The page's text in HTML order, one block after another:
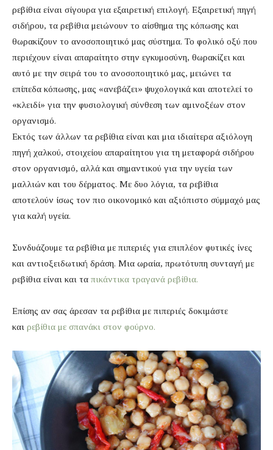
ρεβίθια είναι σίγουρα για εξαιρετική επιλογή. Εξαιρετική πηγή
σιδήρου, τα ρεβίθια μειώνουν το αίσθημα της κόπωσης και
θωρακίζουν το ανοσοποιητικό μας σύστημα. Το φολικό οξύ που
περιέχουν είναι απαραίτητο στην εγκυμοσύνη, θωρακίζει και
αυτό με την σειρά του το ανοσοποιητικό μας, μειώνει τα
επίπεδα κόπωσης, μας «ανεβάζει» ψυχολογικά και αποτελεί το
«κλειδί» για την φυσιολογική σύνθεση των αμινοξέων στον
οργανισμό.
Εκτός των άλλων τα ρεβίθια είναι και μια ιδιαίτερα αξιόλογη
πηγή χαλκού, στοιχείου απαραίτητου για τη μεταφορά σιδήρου
στον οργανισμό, αλλά και σημαντικού για την υγεία των
μαλλιών και του δέρματος. Με δυο λόγια, τα ρεβίθια
αποτελούν ίσως τον πιο οικονομικό και αξιόπιστο σύμμαχό μας
για καλή υγεία.
Συνδυάζουμε τα ρεβίθια με πιπεριές για επιπλέον φυτικές ίνες
και αντιοξειδωτική δράση. Μια ωραία, πρωτότυπη συνταγή με
ρεβίθια είναι και τα πικάντικα τραγανά ρεβίθια.
Επίσης αν σας άρεσαν τα ρεβίθια με πιπεριές δοκιμάστε
και ρεβίθια με σπανάκι στον φούρνο.